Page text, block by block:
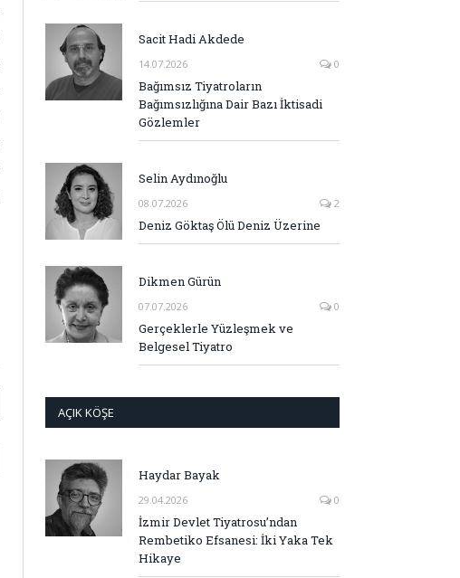
Sacit Hadi Akdede
14.07.2026 0
Bağımsız Tiyatroların
Bağımsızlığına Dair Bazı İktisadi
Gözlemler
Selin Aydınoğlu
08.07.2026 2
Deniz Göktaş Ölü Deniz Üzerine
Dikmen Gürün
07.07.2026 0
Gerçeklerle Yüzleşmek ve
Belgesel Tiyatro
AÇIK KÖŞE
Haydar Bayak
29.04.2026 0
İzmir Devlet Tiyatrosu’ndan
Rembetiko Efsanesi: İki Yaka Tek
Hikaye